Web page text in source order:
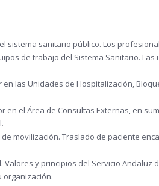
sistema sanitario público. Los
de trabajo del Sistema Sanitario. Las
las Unidades de Hospitalización,
en el Área de Consultas Externas, en
movilización. Traslado de paciente
y principios del Servicio Andaluz
organización.